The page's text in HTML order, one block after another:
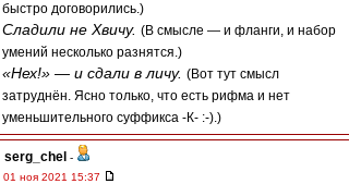
быстро договорились.)
Сладили не Хвичу. (В смысле — и фланги, и набор
умений несколько разнятся.)
«Нех!» — и сдали в личу. (Вот тут смысл
затруднён. Ясно только, что есть рифма и нет
уменьшительного суффикса -К- :-).)
serg_chel -
01 ноя 2021 15:37